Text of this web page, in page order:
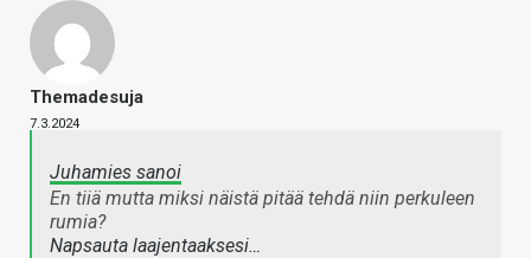
Themadesuja
7.3.2024
Juhamies sanoi
En tiiä mutta miksi näistä pitää tehdä niin perkuleen
rumia?
Napsauta laajentaaksesi…